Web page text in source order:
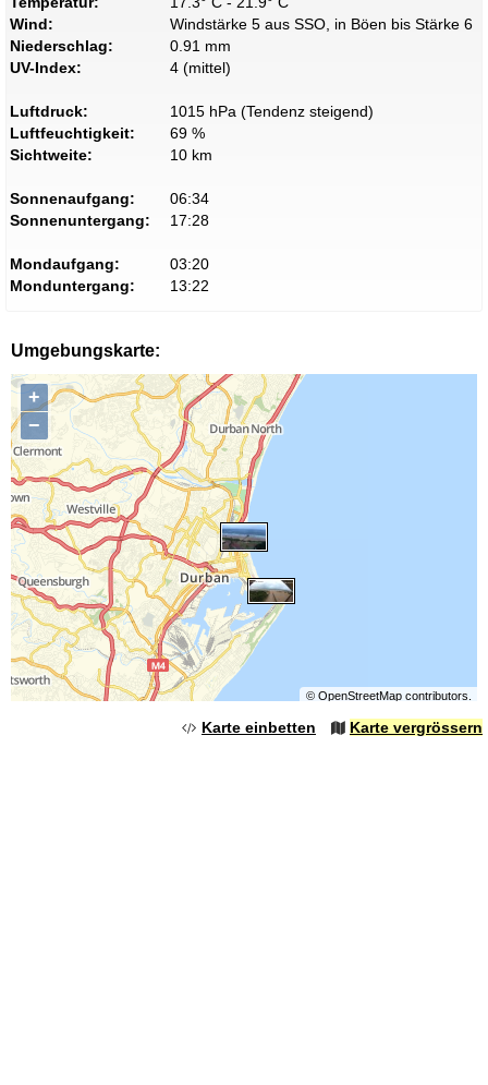
Wind:
Windstärke 5 aus SSO, in Böen bis Stärke 6
Niederschlag:
0.91 mm
UV-Index:
4 (mittel)
Luftdruck:
1015 hPa (Tendenz steigend)
Luftfeuchtigkeit:
69 %
Sichtweite:
10 km
Sonnenaufgang:
06:34
Sonnenuntergang:
17:28
Mondaufgang:
03:20
Monduntergang:
13:22
Umgebungskarte:
+
−
© OpenStreetMapcontributors.
Karte einbetten Karte vergrössern